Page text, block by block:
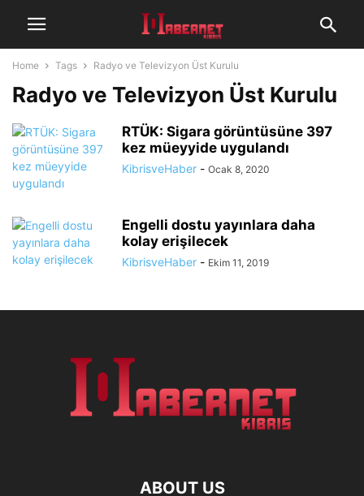
Home Tags Radyo ve Televizyon Üst Kurulu
Radyo ve Televizyon Üst Kurulu
RTÜK: Sigara görüntüsüne 397
kez müeyyide uygulandı
KibrisveHaber - Ocak 8, 2020
Engelli dostu yayınlara daha
kolay erişilecek
KibrisveHaber - Ekim 11, 2019
ABOUT US